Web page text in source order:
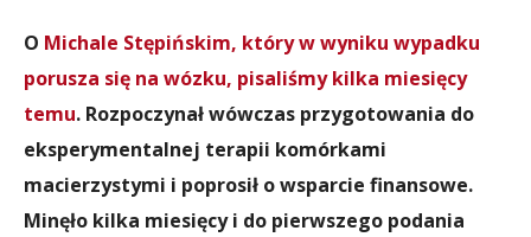
O Michale Stępińskim, który w wyniku wypadku
porusza się na wózku, pisaliśmy kilka miesięcy
temu. Rozpoczynał wówczas przygotowania do
eksperymentalnej terapii komórkami
macierzystymi i poprosił o wsparcie finansowe.
Minęło kilka miesięcy i do pierwszego podania